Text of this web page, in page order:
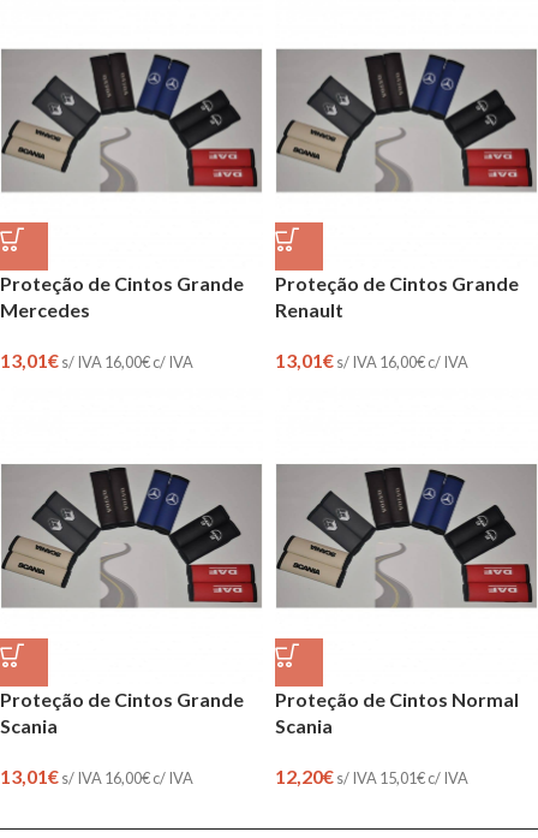
Proteção de Cintos Grande
Mercedes
13,01€s/ IVA16,00€c/ IVA
Proteção de Cintos Grande
Renault
13,01€s/ IVA16,00€c/ IVA
Proteção de Cintos Grande
Scania
13,01€s/ IVA 16,00€c/ IVA
Proteção de Cintos Normal
Scania
12,20€s/ IVA 15,01€c/ IVA